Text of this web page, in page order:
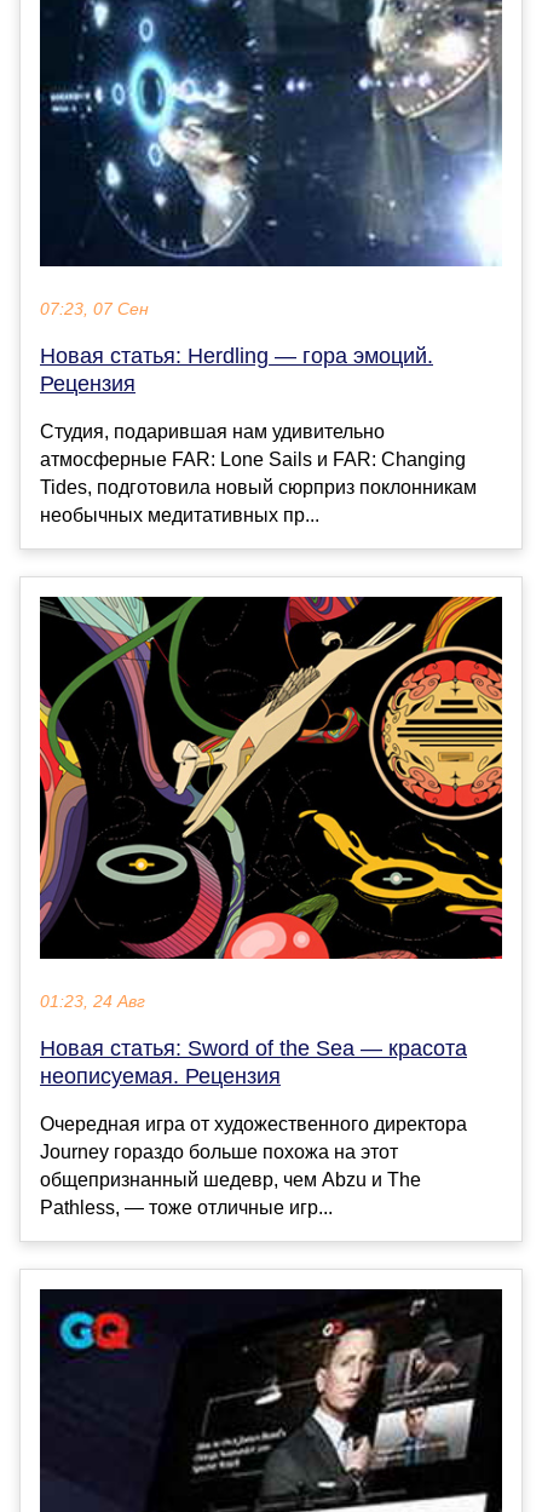
07:23, 07 Сен
Новая статья: Herdling — гора эмоций.
Рецензия
Студия, подарившая нам удивительно
атмосферные FAR: Lone Sails и FAR: Changing
Tides, подготовила новый сюрприз поклонникам
необычных медитативных пр...
01:23, 24 Авг
Новая статья: Sword of the Sea — красота
неописуемая. Рецензия
Очередная игра от художественного директора
Journey гораздо больше похожа на этот
общепризнанный шедевр, чем Abzu и The
Pathless, — тоже отличные игр...